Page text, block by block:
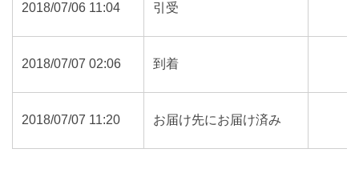
2018/07/06 11:04 引受
2018/07/07 02:06 到着
2018/07/07 11:20 お届け先にお届け済み